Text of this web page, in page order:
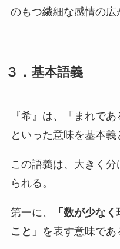
のもつ繊細な感情の広
３．基本語義
『希』は、「まれで
といった意味を基本義
この語義は、大きく
られる。
第一に、
「数が少な
こと」 を表す意味であ